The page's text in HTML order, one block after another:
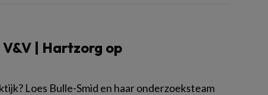
| Hartzorg op
Loes Bulle-Smid en haar onderzoeksteam